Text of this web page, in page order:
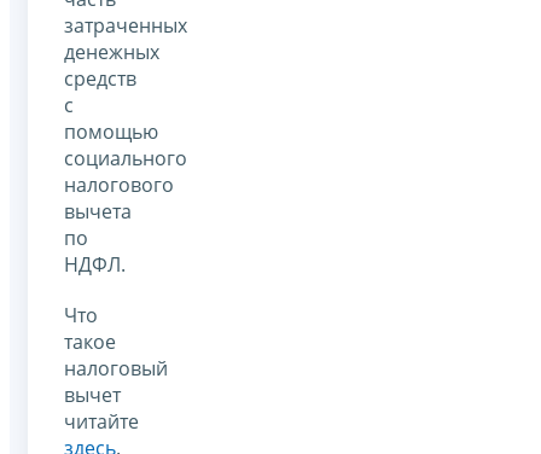
затраченных
денежных
средств
с
помощью
социального
налогового
вычета
по
НДФЛ.
Что
такое
налоговый
вычет
читайте
здесь.